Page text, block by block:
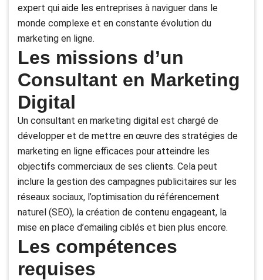
expert qui aide les entreprises à naviguer dans le
monde complexe et en constante évolution du
marketing en ligne.
Les missions d’un
Consultant en Marketing
Digital
Un consultant en marketing digital est chargé de
développer et de mettre en œuvre des stratégies de
marketing en ligne efficaces pour atteindre les
objectifs commerciaux de ses clients. Cela peut
inclure la gestion des campagnes publicitaires sur les
réseaux sociaux, l’optimisation du référencement
naturel (SEO), la création de contenu engageant, la
mise en place d’emailing ciblés et bien plus encore.
Les compétences
requises